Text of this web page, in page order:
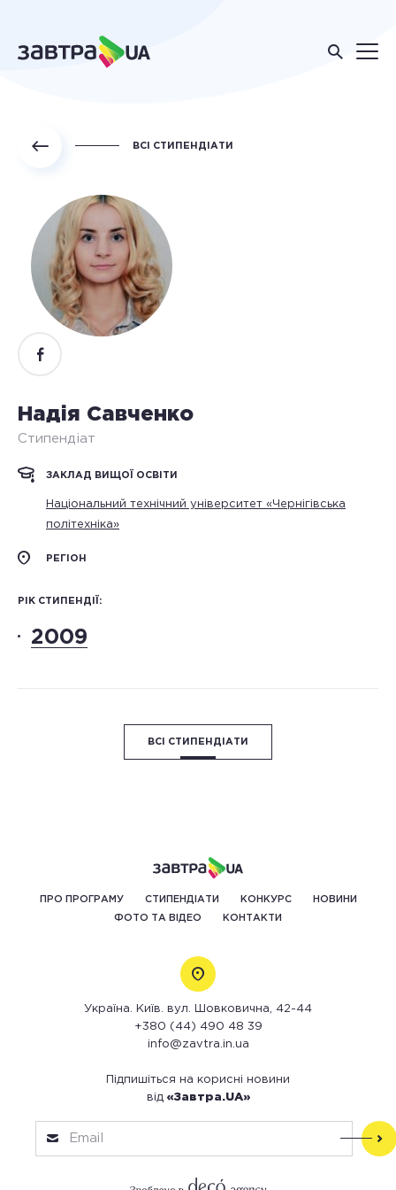
ВСІ СТИПЕНДІАТИ
Надія Савченко
Стипендіат
ЗАКЛАД ВИЩОЇ ОСВІТИ
Національний технічний університет «Чернігівська
політехніка»
РЕГІОН
РІК СТИПЕНДІЇ:
2009
ВСІ СТИПЕНДІАТИ
ПРО ПРОГРАМУ СТИПЕНДІАТИ КОНКУРС НОВИНИ
ФОТО ТА ВІДЕО КОНТАКТИ
Україна. Київ. вул. Шовковична, 42-44
+380 (44) 490 48 39
info@zavtra.in.ua
Підпишіться на корисні новини
від «Завтра.UA»